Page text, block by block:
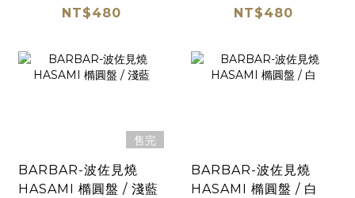
NT$480
NT$480
售完
BARBAR-波佐見燒
HASAMI 橢圓盤 / 淺藍
BARBAR-波佐見燒
HASAMI 橢圓盤 / 白